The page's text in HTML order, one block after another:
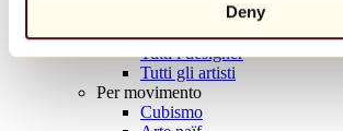
Deny
Tutti i fotografi
Tutti i disegnatori
Tutti i designer
Tutti gli artisti
Per movimento
Cubismo